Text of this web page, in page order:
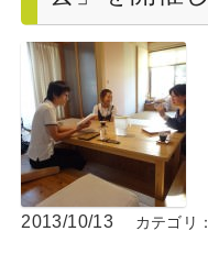
2013/10/13 カテゴリ：